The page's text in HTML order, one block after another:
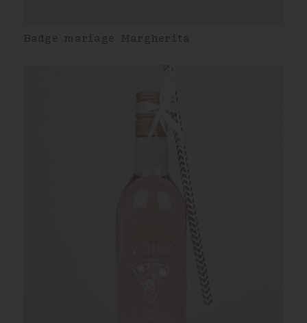
Badge mariage Margherita